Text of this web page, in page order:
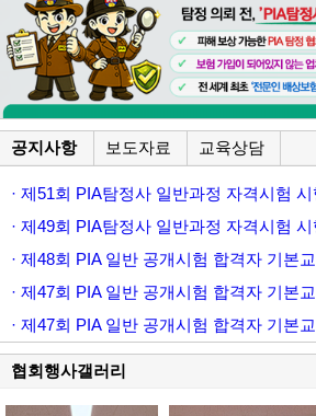
공지사항 보도자료 교육상담
· 제51회 PIA탐정사 일반과정 자격시험 시
· 제49회 PIA탐정사 일반과정 자격시험 시
· 제48회 PIA 일반 공개시험 합격자 기본
· 제47회 PIA 일반 공개시험 합격자 기본
· 제47회 PIA 일반 공개시험 합격자 기본
협회행사갤러리